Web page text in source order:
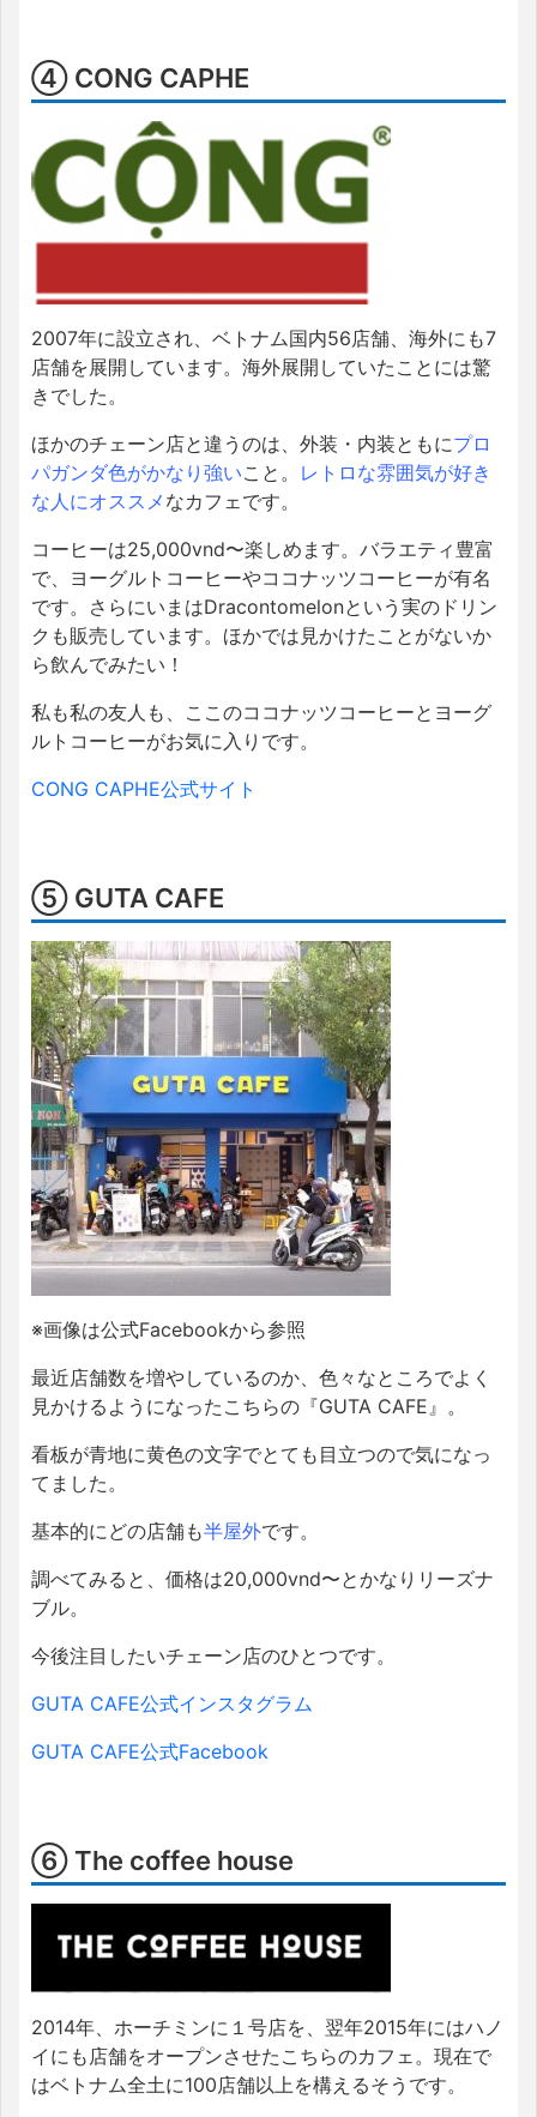
④ CONG CAPHE
2007年に設立され、ベトナム国内56店舗、海外にも7
店舗を展開しています。海外展開していたことには驚
きでした。
ほかのチェーン店と違うのは、外装・内装ともにプロ
パガンダ色がかなり強いこと。 レトロな雰囲気が好き
な人にオススメ なカフェです。
コーヒーは25,000vnd〜楽しめます。バラエティ豊富
で、ヨーグルトコーヒーやココナッツコーヒーが有名
です。さらにいまはDracontomelonという実のドリン
クも販売しています。ほかでは見かけたことがないか
ら飲んでみたい！
私も私の友人も、ここのココナッツコーヒーとヨーグ
ルトコーヒーがお気に入りです。
CONG CAPHE公式サイト
⑤ GUTA CAFE
※画像は公式Facebookから参照
最近店舗数を増やしているのか、色々なところでよく
見かけるようになったこちらの『GUTA CAFE』。
看板が青地に黄色の文字でとても目立つので気になっ
てました。
基本的にどの店舗も半屋外です。
調べてみると、価格は20,000vnd〜とかなりリーズナ
ブル。
今後注目したいチェーン店のひとつです。
GUTA CAFE公式インスタグラム
GUTA CAFE公式Facebook
⑥ The coffee house
2014年、ホーチミンに１号店を、翌年2015年にはハノ
イにも店舗をオープンさせたこちらのカフェ。現在で
はベトナム全土に100店舗以上を構えるそうです。